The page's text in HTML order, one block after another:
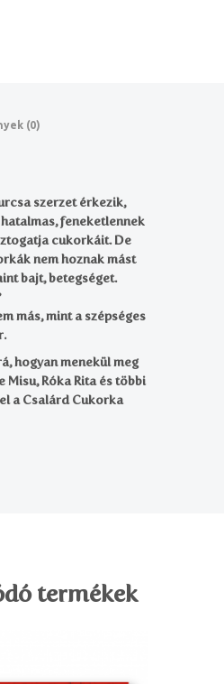
(0)
szerzet érkezik,
feneketlennek
cukorkáit. De
nem hoznak mást
bajt, betegséget.
más, mint a szépséges
hogyan menekül meg
Misu, Róka Rita és többi
a Csalárd Cukorka
termékek